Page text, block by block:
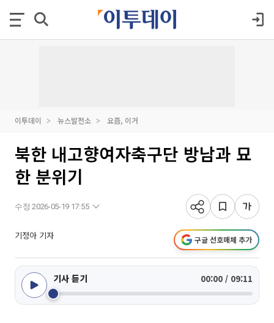
이투데이 뉴스발전소 요즘, 이거
북한 내고향여자축구단 방남과 묘
한 분위기
수정 2026-05-19 17:55
기정아 기자 구글 선호매체 추가
기사 듣기 00:00 / 09:11